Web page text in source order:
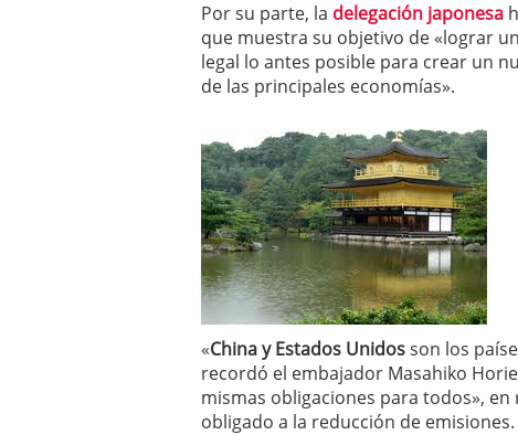
Por su parte, la delegación japonesa
que muestra su objetivo de «lograr
legal lo antes posible para crear un
de las principales economías».
«China y Estados Unidosson los
recordó el embajador Masahiko
mismas obligaciones para todos»,
obligado a la reducción de emisiones.